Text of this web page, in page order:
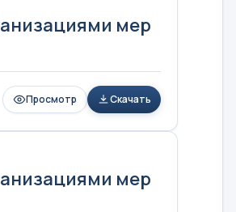
мер
Просмотр Скачать
мер